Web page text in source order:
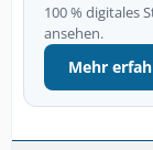
100 % digitales
ansehen.
Mehr